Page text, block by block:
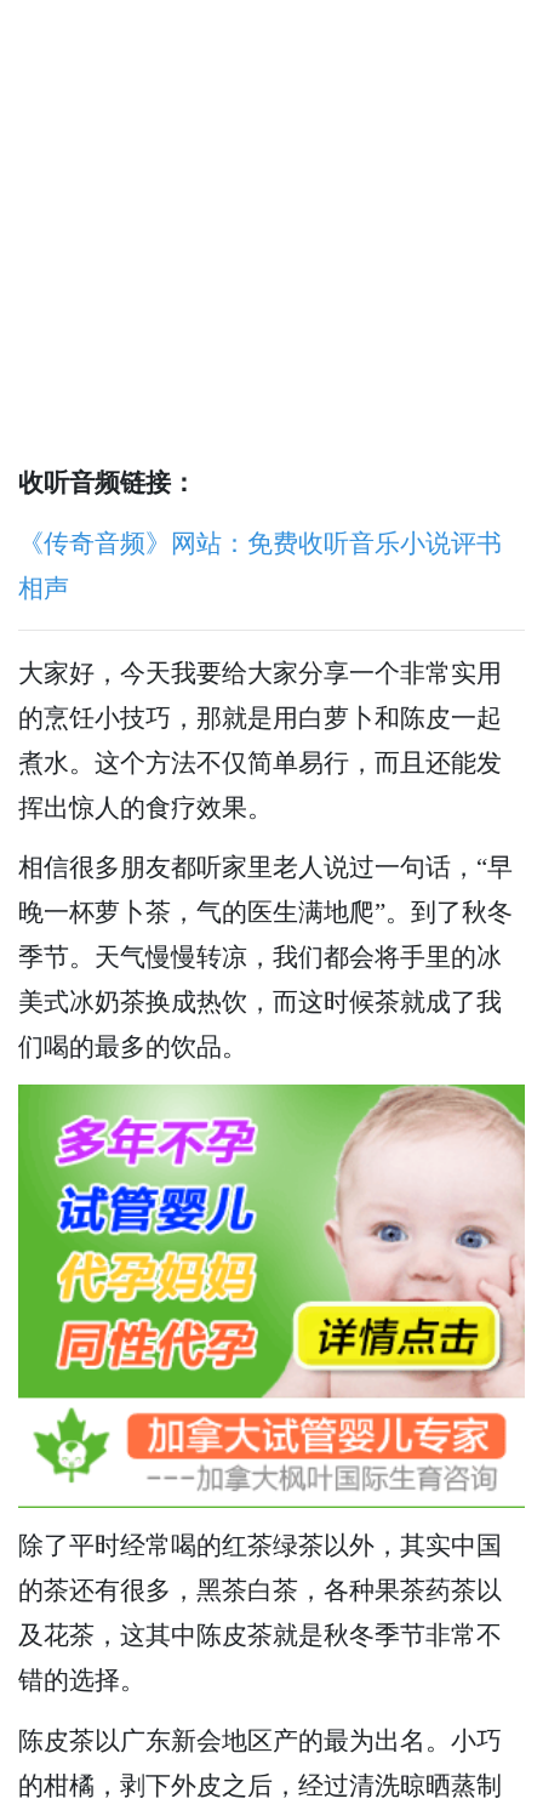
收听音频链接：
《传奇音频》网站：免费收听音乐小说评书
相声
大家好，今天我要给大家分享一个非常实用
的烹饪小技巧，那就是用白萝卜和陈皮一起
煮水。这个方法不仅简单易行，而且还能发
挥出惊人的食疗效果。
相信很多朋友都听家里老人说过一句话，“早
晚一杯萝卜茶，气的医生满地爬”。到了秋冬
季节。天气慢慢转凉，我们都会将手里的冰
美式冰奶茶换成热饮，而这时候茶就成了我
们喝的最多的饮品。
除了平时经常喝的红茶绿茶以外，其实中国
的茶还有很多，黑茶白茶，各种果茶药茶以
及花茶，这其中陈皮茶就是秋冬季节非常不
错的选择。
陈皮茶以广东新会地区产的最为出名。小巧
的柑橘，剥下外皮之后，经过清洗晾晒蒸制